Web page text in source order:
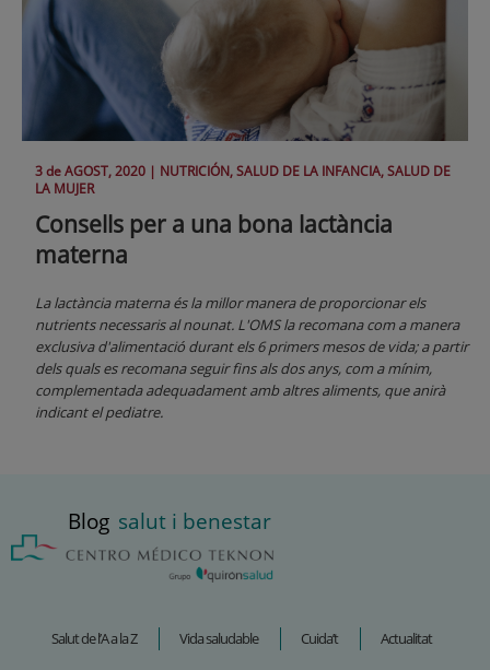
3 deAGOST, 2020 | NUTRICIÓN, SALUD DE LA INFANCIA, SALUD DE
LA MUJER
Consells per a una bona lactància
materna
La lactància materna és la millor manera de proporcionar els
nutrients necessaris al nounat. L'OMS la recomana com a manera
exclusiva d'alimentació durant els 6 primers mesos de vida; a partir
dels quals es recomana seguir fins als dos anys, com a mínim,
complementada adequadament amb altres aliments, que anirà
indicant el pediatre.
Blog salut i benestar
Salut de l’A a la Z Vida saludable Cuida’t Actualitat